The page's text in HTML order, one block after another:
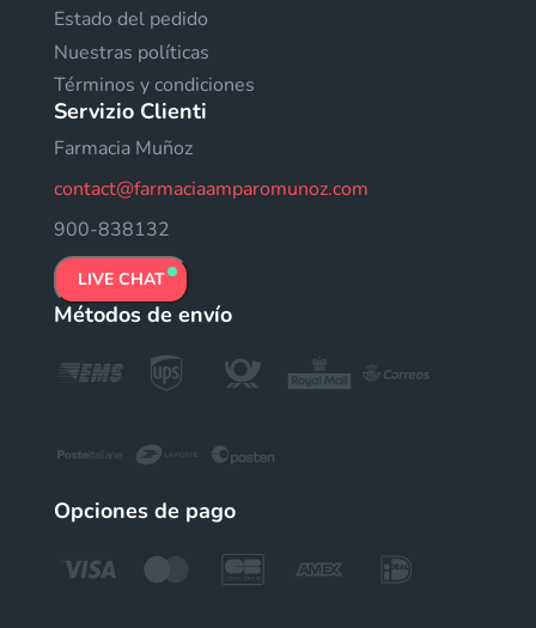
Estado del pedido
Nuestras políticas
Términos y condiciones
Servizio Clienti
Farmacia Muñoz
contact@farmaciaamparomunoz.com
900-838132
LIVE CHAT
Métodos de envío
Opciones de pago